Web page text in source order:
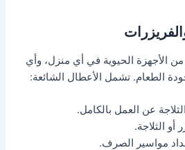
من الأجهزة الحيوية في أي منزل، وأي
الطعام. تشمل الأعطال الشائعة:
عن العمل بالكامل.
أو الثلاجة.
مواسير الصرف.